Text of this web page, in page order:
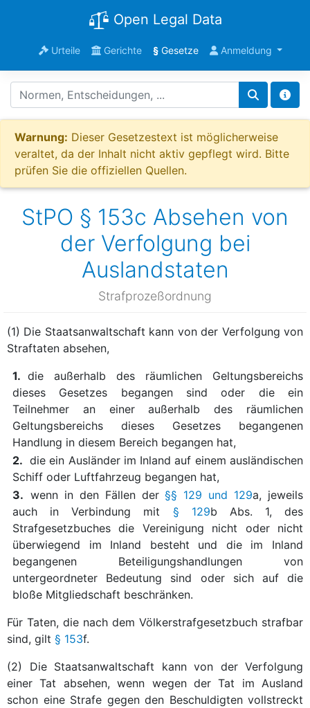
Open Legal Data
Urteile Gerichte §Gesetze Anmeldung
Warnung: Dieser Gesetzestext ist möglicherweise
veraltet, da der Inhalt nicht aktiv gepflegt wird. Bitte
prüfen Sie die offiziellen Quellen.
StPO § 153c Absehen von
der Verfolgung bei
Auslandstaten
Strafprozeßordnung
(1) Die Staatsanwaltschaft kann von der Verfolgung von
Straftaten absehen,
1. die außerhalb des räumlichen Geltungsbereichs
dieses Gesetzes begangen sind oder die ein
Teilnehmer an einer außerhalb des räumlichen
Geltungsbereichs dieses Gesetzes begangenen
Handlung in diesem Bereich begangen hat,
2. die ein Ausländer im Inland auf einem ausländischen
Schiff oder Luftfahrzeug begangen hat,
3. wenn in den Fällen der§§ 129 und 129a, jeweils
auch in Verbindung mit § 129b Abs. 1, des
Strafgesetzbuches die Vereinigung nicht oder nicht
überwiegend im Inland besteht und die im Inland
begangenen Beteiligungshandlungen von
untergeordneter Bedeutung sind oder sich auf die
bloße Mitgliedschaft beschränken.
Für Taten, die nach dem Völkerstrafgesetzbuch strafbar
sind, gilt § 153f.
(2) Die Staatsanwaltschaft kann von der Verfolgung
einer Tat absehen, wenn wegen der Tat im Ausland
schon eine Strafe gegen den Beschuldigten vollstreckt